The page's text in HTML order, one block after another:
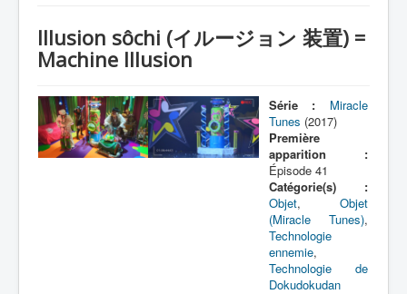
Toku-Actrices
Séries
Films
Illusion sôchi (イルージョン 装置) =
Machine Illusion
Série :
Miracle
Tunes (2017)
Première
apparition :
Épisode 41
Catégorie(s) :
Objet, Objet
(Miracle Tunes),
Technologie
ennemie,
Technologie de
Dokudokudan